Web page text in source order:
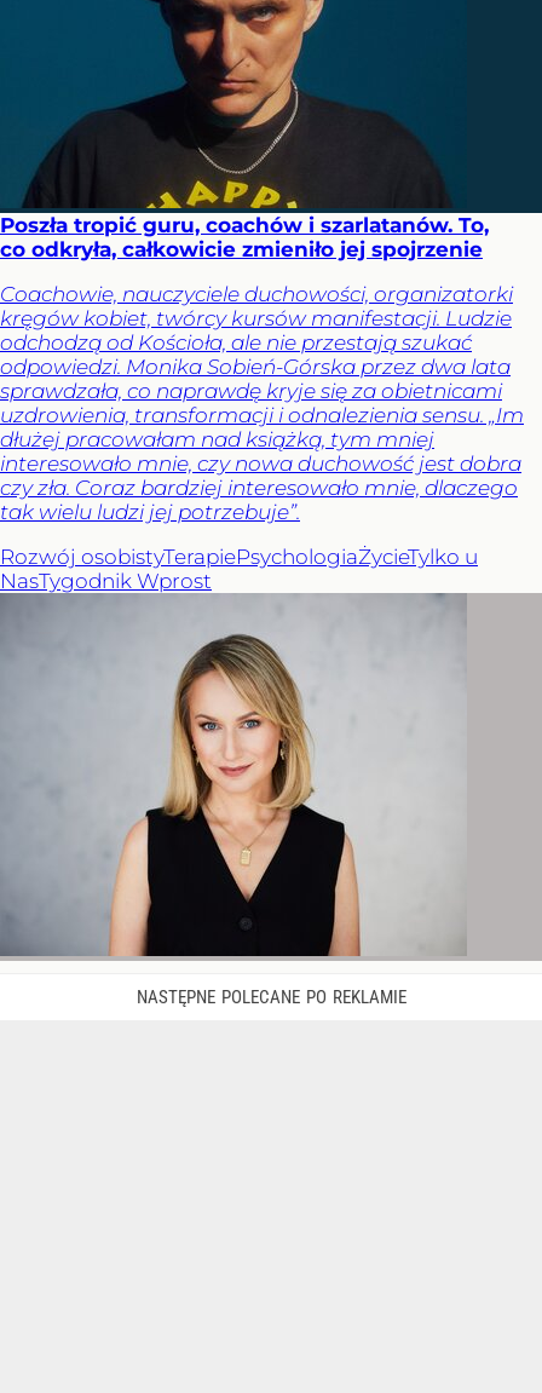
Poszła tropić guru, coachów i szarlatanów. To,
co odkryła, całkowicie zmieniło jej spojrzenie
Coachowie, nauczyciele duchowości, organizatorki
kręgów kobiet, twórcy kursów manifestacji. Ludzie
odchodzą od Kościoła, ale nie przestają szukać
odpowiedzi. Monika Sobień-Górska przez dwa lata
sprawdzała, co naprawdę kryje się za obietnicami
uzdrowienia, transformacji i odnalezienia sensu. „Im
dłużej pracowałam nad książką, tym mniej
interesowało mnie, czy nowa duchowość jest dobra
czy zła. Coraz bardziej interesowało mnie, dlaczego
tak wielu ludzi jej potrzebuje”.
Rozwój osobistyTerapiePsychologiaŻycieTylko u
NasTygodnik Wprost